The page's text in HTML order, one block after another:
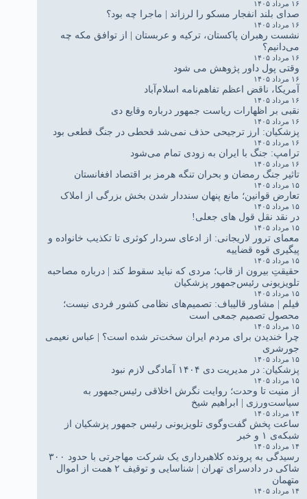
۱۶ مرداد ۱۴۰۵
صدای بلند انفجار مسکو را لرزاند | ماجرا چه بود؟
۱۶ مرداد ۱۴۰۵
نشست رهبران پاکستان، ترکیه و عربستان | از توافق مکه چه
می‌دانیم؟
۱۶ مرداد ۱۴۰۵
وقتی پول داور پژوهش می شود
۱۶ مرداد ۱۴۰۵
آمریکا، ناقض اعظم تفاهم‌نامه اسلام‌آباد
۱۶ مرداد ۱۴۰۵
نقبی بر اظهارات ریاست جمهور درباره وقایع دی
۱۶ مرداد ۱۴۰۵
پزشکیان: ارز ترجیحی حذف نمی‌شد قحطی در جنگ قطعی بود
۱۶ مرداد ۱۴۰۵
ترامپ: جنگ با ایران به زودی تمام می‌شود
۱۶ مرداد ۱۴۰۵
تاثیر جنگ رمضان و بحران تنگه هرمز بر اقتصاد افغانستان
۱۵ مرداد ۱۴۰۵
تعارض قوانین؛ مانع پنهان سنددار شدن بخش بزرگی از املاک
۱۵ مرداد ۱۴۰۵
در نقد نقل قول های جعلی!
۱۵ مرداد ۱۴۰۵
معمای ترور لاریجانی: از ادعای سردار کوثری تا تکذیب خانواده و
پیگیری قوه قضاییه
۱۵ مرداد ۱۴۰۵
حقیقتِ بیرون از قاب؛ مردی که نباید سقوط کند | درباره مصاحبه
تلویزیونی رئیس‌جمهور پزشکیان
۱۵ مرداد ۱۴۰۵
فیلم | مشاور قالیباف: تصمیم‌های نظامی کشور فردی نیست؛
محصول تصمیم جمعی است
۱۵ مرداد ۱۴۰۵
چرا خندیدن برای مردم ایران سخت‌تر شده است؟ | عباس نعیمی
جورشری
۱۵ مرداد ۱۴۰۵
پزشکیان: در مدیریت دی ۱۴۰۴ آمادگی لازم نبود
۱۵ مرداد ۱۴۰۵
از منیت تا وحدت؛ روایت نگرش اخلاقی رئیس‌جمهور به
سیاست‌ورزی | ابراهیم شیخ
۱۴ مرداد ۱۴۰۵
ساعت پخش گفت‌وگوی تلویزیونی رئیس جمهور پزشکیان از
شبکه‌ی ۱ و خبر
۱۴ مرداد ۱۴۰۵
رسیدگی به پرونده کلاهبرداری یک شرکت مهاجرتی با حدود ۳۰۰
شاکی در دادسرای تهران | شناسایی و توقیف ۲ همت از اموال
متهمان
۱۴ مرداد ۱۴۰۵